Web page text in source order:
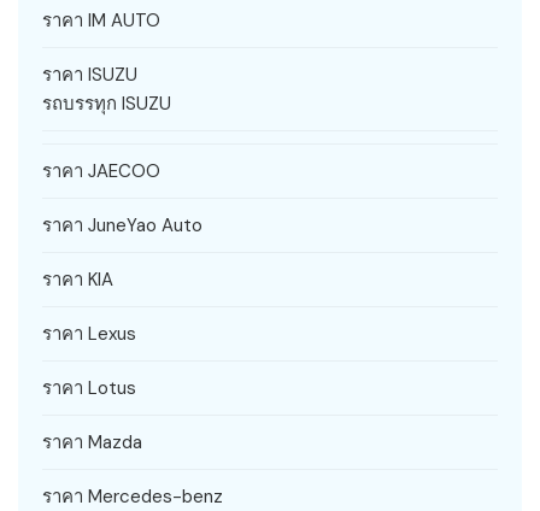
ราคา IM AUTO
ราคา ISUZU
รถบรรทุก ISUZU
ราคา JAECOO
ราคา JuneYao Auto
ราคา KIA
ราคา Lexus
ราคา Lotus
ราคา Mazda
ราคา Mercedes-benz